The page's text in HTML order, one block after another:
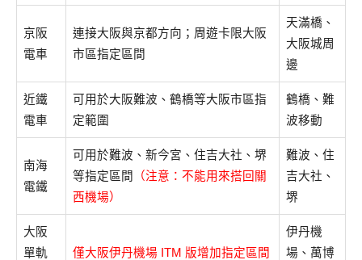
京阪
電車
連接大阪與京都方向；周遊卡限大阪
市區指定區間
天滿橋、
大阪城周
邊
近鐵
電車
可用於大阪難波、鶴橋等大阪市區指
定範圍
鶴橋、難
波移動
南海
電鐵
可用於難波、新今宮、住吉大社、堺
等指定區間
（注意：不能用來搭回關
西機場）
難波、住
吉大社、
堺
大阪
單軌
僅大阪伊丹機場 ITM 版增加指定區間
伊丹機
場、萬博